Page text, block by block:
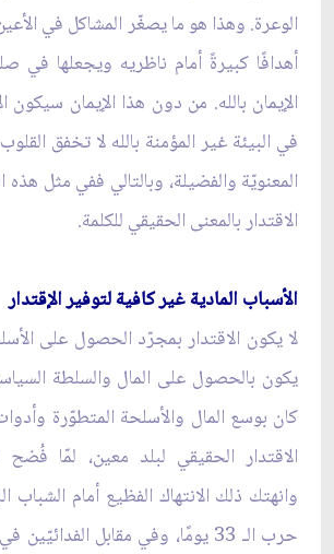
الوعرة. وهذا هو ما يصغّر المشاكل في
أهدافًا كبيرةً أمام ناظريه ويجعلها في
الإيمان بالله. من دون هذا الإيمان سيكون
في البيئة غير المؤمنة بالله لا تخفق
المعنويّة والفضيلة، وبالتالي ففي مثل هذه
الاقتدار بالمعنى الحقيقي للكلمة.
الأسباب المادية غير كافية لتوفير الإقتدار
لا يكون الاقتدار بمجرّد الحصول على
يكون بالحصول على المال والسلطة
كان بوسع المال والأسلحة المتطوّرة
الاقتدار الحقيقي لبلد معين، لمّا فُضح
وانهتك ذلك الانتهاك الفظيع أمام الشباب
حرب الـ 33 يومًا، وفي مقابل